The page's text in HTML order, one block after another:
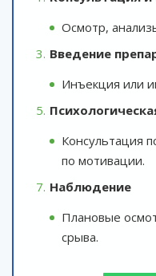
Осмотр,
Введение
Инъекция или
Консультация
по мотивации.
Наблюдение
Плановые
срыва.